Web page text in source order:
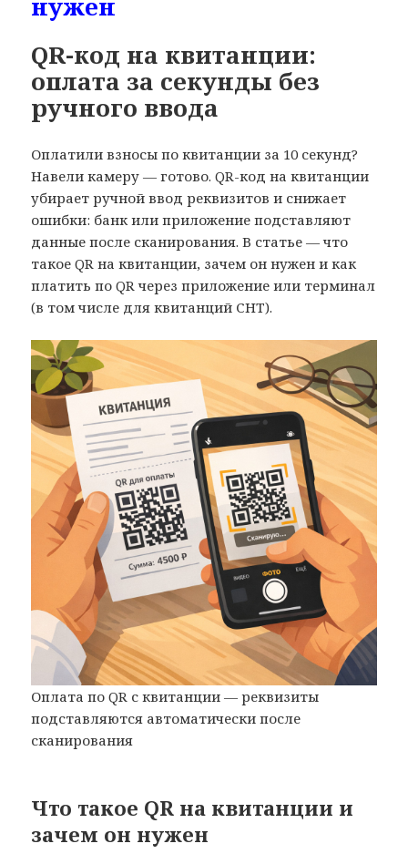
нужен
QR-код на квитанции:
оплата за секунды без
ручного ввода
Оплатили взносы по квитанции за 10 секунд?
Навели камеру — готово. QR-код на квитанции
убирает ручной ввод реквизитов и снижает
ошибки: банк или приложение подставляют
данные после сканирования. В статье — что
такое QR на квитанции, зачем он нужен и как
платить по QR через приложение или терминал
(в том числе для квитанций СНТ).
Оплата по QR с квитанции — реквизиты
подставляются автоматически после
сканирования
Что такое QR на квитанции и
зачем он нужен